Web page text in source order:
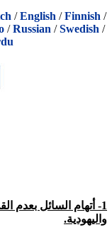
/English /Finnish /
/Russian /Swedish /
1- أتهام السائل بعدم
واليهودية.